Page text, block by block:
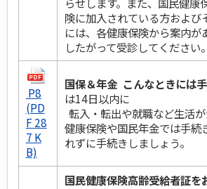
険に加入されている方および
には、各健康保険から案内が
したがって受診してください。
P8
(PD
F 28
7 K
B)
国保＆年金 こんなときには
は14日以内に
転入・転出や就職など生活
健康保険や国民年金では手続
れずに手続きしましょう。
国民健康保険高齢受給者証を